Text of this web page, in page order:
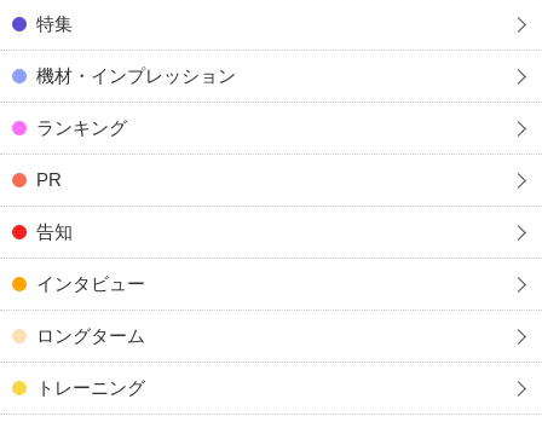
特集
機材・インプレッション
ランキング
PR
告知
インタビュー
ロングターム
トレーニング